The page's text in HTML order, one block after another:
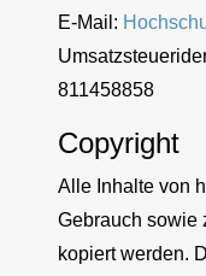
E-Mail:
811458858
Copyright
Alle Inhalte von
Gebrauch sowie
kopiert werden.